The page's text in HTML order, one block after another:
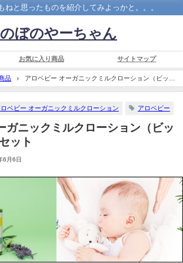
ねと思ったものを紹介してみよっかと。。。
ぼのやーちゃん
お気に入り商品 サイトマップ
品
アロベビー オーガニックミルクローション（ビッグ
ロベビー オーガニックミルクローション アロベビー
ガニックミルクローション（ビッ
ット
6月6日